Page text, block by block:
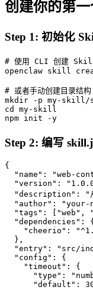
创建你的第
Step 1: 初始化
# 使用 CLI 创建
openclaw skill
# 或者手动创建目录结构
mkdir -p my-skill/
cd my-skill
npm init -y
Step 2: 编写
{
"name": "web-
"version":
"description": "
"author": "your-
"tags": ["web",
  "dependencies": {
"cheerio":
  },
"entry": "src/
  "config": {
    "timeout": {
"type":
"default":